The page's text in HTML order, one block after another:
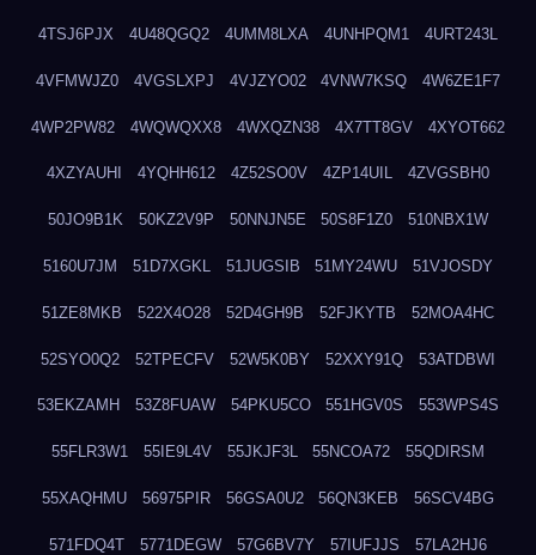
4TSJ6PJX 4U48QGQ2 4UMM8LXA 4UNHPQM1 4URT243L
4VFMWJZ0 4VGSLXPJ 4VJZYO02 4VNW7KSQ 4W6ZE1F7
4WP2PW82 4WQWQXX8 4WXQZN38 4X7TT8GV 4XYOT662
4XZYAUHI 4YQHH612 4Z52SO0V 4ZP14UIL 4ZVGSBH0
50JO9B1K 50KZ2V9P 50NNJN5E 50S8F1Z0 510NBX1W
5160U7JM 51D7XGKL 51JUGSIB 51MY24WU 51VJOSDY
51ZE8MKB 522X4O28 52D4GH9B 52FJKYTB 52MOA4HC
52SYO0Q2 52TPECFV 52W5K0BY 52XXY91Q 53ATDBWI
53EKZAMH 53Z8FUAW 54PKU5CO 551HGV0S 553WPS4S
55FLR3W1 55IE9L4V 55JKJF3L 55NCOA72 55QDIRSM
55XAQHMU 56975PIR 56GSA0U2 56QN3KEB 56SCV4BG
571FDQ4T 5771DEGW 57G6BV7Y 57IUFJJS 57LA2HJ6